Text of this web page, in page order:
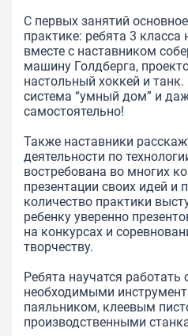
С первых занятий
практике: ребята 3
вместе с наставником
машину Голдберга,
настольный хоккей и
система “умный дом” и
самостоятельно!
Также наставники
деятельности по
востребована во многих
презентации своих идей и
количество практики
ребенку уверенно
на конкурсах и
творчеству.
Ребята научатся работать
необходимыми
паяльником, клеевым
производственными